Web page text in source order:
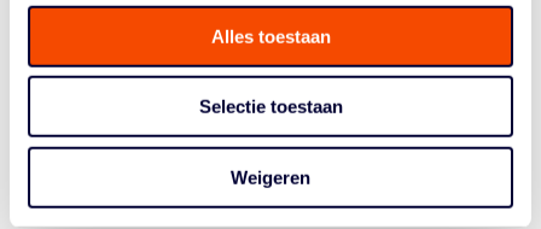
Alles toestaan
Selectie toestaan
Weigeren
Wheelchair Basketball Federation.
juli maakt hij zijn debuut tijdens de internationale
trainingsstage op Papendal, waar Nederland
oefenwedstrijden speelt tegen Groot-Brittannië en
Beeld: Stichting BEN / Ilse Schaffers